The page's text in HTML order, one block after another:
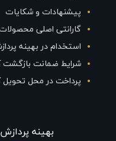
پیشنهادات و شکایات
گارانتی اصلی
استخدام در بهینه
شرایط ضمانت بازگشت
پرداخت در محل تحویل
بهينه